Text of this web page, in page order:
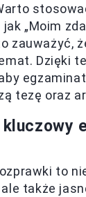
„Moim
zauważyć,
Dzięki
tezę oraz
to
także